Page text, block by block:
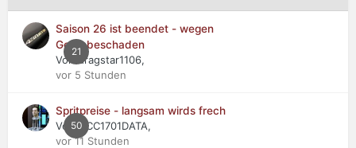
21
Saison 26 ist beendet - wegen
Getriebeschaden
Von dragstar1106,
vor 5 Stunden
50
Spritpreise - langsam wirds frech
Von NCC1701DATA,
vor 11 Stunden